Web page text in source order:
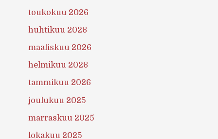
toukokuu 2026
huhtikuu 2026
maaliskuu 2026
helmikuu 2026
tammikuu 2026
joulukuu 2025
marraskuu 2025
lokakuu 2025